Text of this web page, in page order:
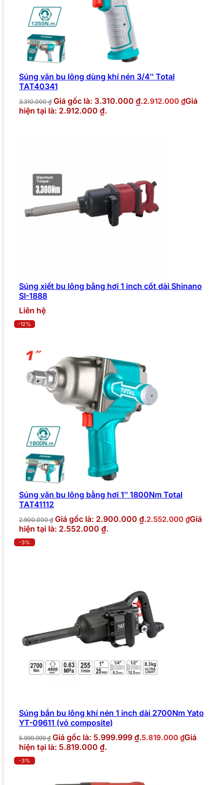
Súng vặn bu lông dùng khí nén 3/4″ Total
TAT40341
3.310.000₫ Giá gốc là: 3.310.000 ₫.2.912.000 ₫Giá
hiện tại là: 2.912.000 ₫.
Súng xiết bu lông bằng hơi 1 inch cốt dài Shinano
SI-1888
Liên hệ
-12%
Súng vặn bu lông bằng hơi 1″ 1800Nm Total
TAT41112
2.900.000₫ Giá gốc là: 2.900.000 ₫.2.552.000 ₫Giá
hiện tại là: 2.552.000 ₫.
-3%
Súng bắn bu lông khí nén 1 inch dài 2700Nm Yato
YT-09611 (vỏ composite)
5.999.999₫ Giá gốc là: 5.999.999 ₫.5.819.000 ₫Giá
hiện tại là: 5.819.000 ₫.
-3%